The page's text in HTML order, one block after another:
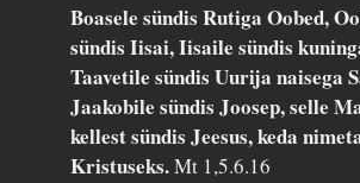
Boasele sündis Rutiga Oobed,
sündis Iisai, Iisaile sündis
Taavetile sündis Uurija naisega
Jaakobile sündis Joosep, selle
kellest sündis Jeesus, keda
Kristuseks.Mt 1,5.6.16